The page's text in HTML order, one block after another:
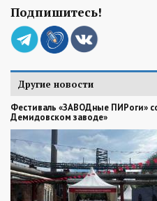
Подпишитесь!
Другие новости
Фестиваль «ЗАВОДные ПИРоги»
Демидовском заводе»